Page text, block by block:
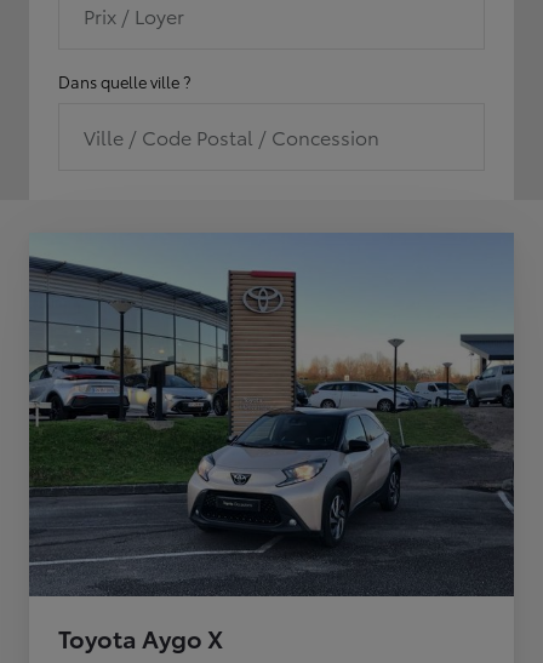
Prix / Loyer
Dans quelle ville ?
Ville / Code Postal / Concession
Toyota Aygo X